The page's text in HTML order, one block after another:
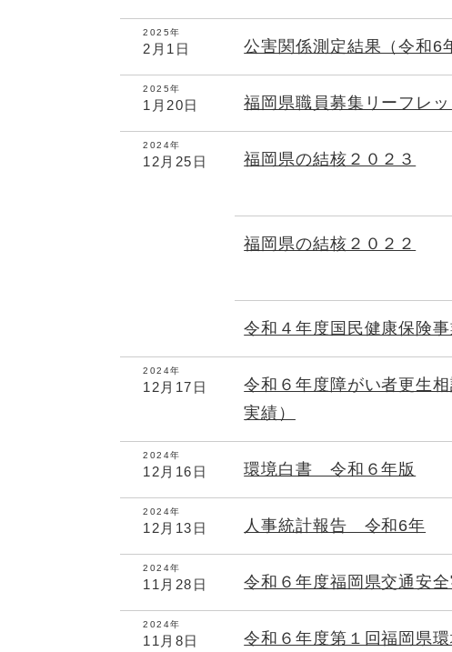
2025年
2月1日 公害関係測定結果（令和6
2025年
1月20日 福岡県職員募集リーフレッ
2024年
12月25日 福岡県の結核２０２３
福岡県の結核２０２２
令和４年度国民健康保険
2024年
12月17日
令和６年度障がい者更生
実績）
2024年
12月16日 環境白書 令和６年版
2024年
12月13日 人事統計報告 令和6年
2024年
11月28日 令和６年度福岡県交通安
2024年
11月8日 令和６年度第１回福岡県